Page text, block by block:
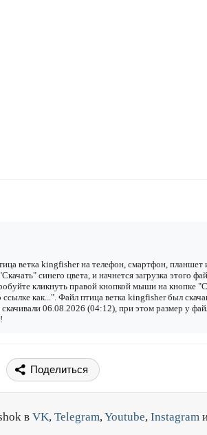
ветка kingfisher на телефон, смартфон, планшет
синего цвета, и начнется загрузка этого
кликнуть правой кнопкой мыши на кнопке
как...". Файл птица ветка kingfisher был
06.08.2026 (04:12), при этом размер у
Поделиться
в VK, Telegram,Youtube, Instagram